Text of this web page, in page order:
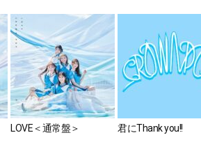
LOVE＜通常盤＞ 君にThank you!!